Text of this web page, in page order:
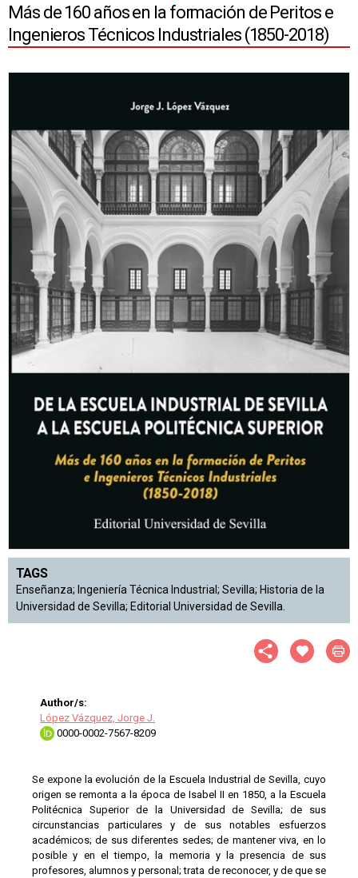
Más de 160 años en la formación de Peritos e
Ingenieros Técnicos Industriales (1850-2018)
TAGS
Enseñanza; Ingeniería Técnica Industrial; Sevilla; Historia de la
Universidad de Sevilla; Editorial Universidad de Sevilla.
Author/s:
López Vázquez, Jorge J.
0000-0002-7567-8209
Se expone la evolución de la Escuela Industrial de Sevilla, cuyo
origen se remonta a la época de Isabel II en 1850, a la Escuela
Politécnica Superior de la Universidad de Sevilla; de sus
circunstancias particulares y de sus notables esfuerzos
académicos; de sus diferentes sedes; de mantener viva, en lo
posible y en el tiempo, la memoria y la presencia de sus
profesores, alumnos y personal; trata de reconocer, y de que se